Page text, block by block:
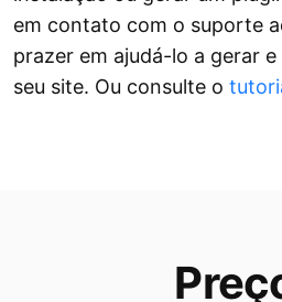
em contato com o suporte
prazer em ajudá-lo a gerar
seu site. Ou consulte o